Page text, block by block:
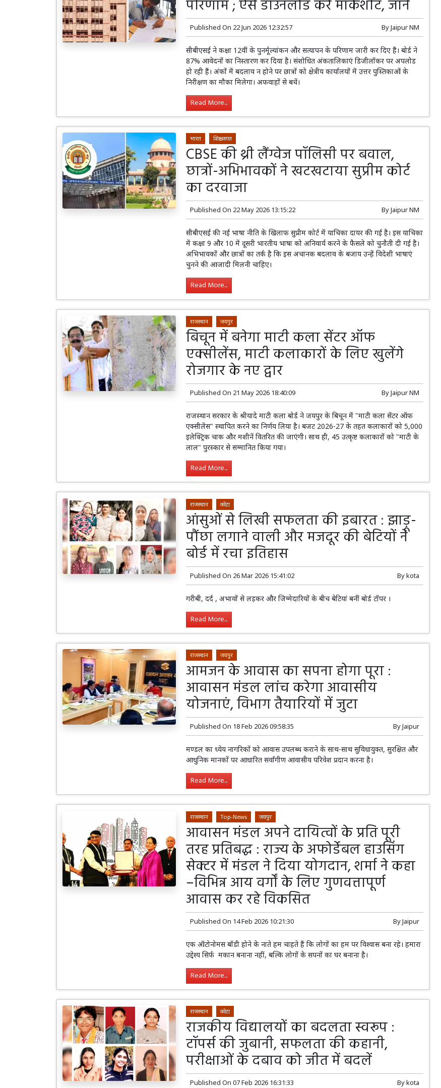
परिणाम ; ऐसे डाउनलोड करें मार्कशीट, जानें
Published On 22 Jun 2026 12:32:57 ByJaipur NM
सीबीएसई ने कक्षा 12वीं के पुनर्मूल्यांकन और सत्यापन के परिणाम जारी कर दिए हैं। बोर्ड ने
87% आवेदनों का निस्तारण कर दिया है। संशोधित अंकतालिकाएं डिजीलॉकर पर अपलोड
हो रही हैं। अंकों में बदलाव न होने पर छात्रों को क्षेत्रीय कार्यालयों में उत्तर पुस्तिकाओं के
निरीक्षण का मौका मिलेगा। अफवाहों से बचें।
Read More...
भारत शिक्षा जगत
CBSE की थ्री लैंग्वेज पॉलिसी पर बवाल,
छात्रों-अभिभावकों ने खटखटाया सुप्रीम कोर्ट
का दरवाजा
Published On 22 May 2026 13:15:22 ByJaipur NM
सीबीएसई की नई भाषा नीति के खिलाफ सुप्रीम कोर्ट में याचिका दायर की गई है। इस याचिका
में कक्षा 9 और 10 में दूसरी भारतीय भाषा को अनिवार्य करने के फैसले को चुनौती दी गई है।
अभिभावकों और छात्रों का तर्क है कि इस अचानक बदलाव के बजाय उन्हें विदेशी भाषाएं
चुनने की आजादी मिलनी चाहिए।
Read More...
राजस्थान जयपुर
बिचून में बनेगा माटी कला सेंटर ऑफ
एक्सीलेंस, माटी कलाकारों के लिए खुलेंगे
रोजगार के नए द्वार
Published On 21 May 2026 18:40:09 ByJaipur NM
राजस्थान सरकार के श्रीयादे माटी कला बोर्ड ने जयपुर के बिचून में "माटी कला सेंटर ऑफ
एक्सीलेंस" स्थापित करने का निर्णय लिया है। बजट 2026-27 के तहत कलाकारों को 5,000
इलेक्ट्रिक चाक और मशीनें वितरित की जाएंगी। साथ ही, 45 उत्कृष्ट कलाकारों को "माटी के
लाल" पुरस्कार से सम्मानित किया गया।
Read More...
राजस्थान कोटा
आंसुओं से लिखी सफलता की इबारत : झाड़ू-
पौंछा लगाने वाली और मजदूर की बेटियों ने
बोर्ड में रचा इतिहास
Published On 26 Mar 2026 15:41:02 Bykota
गरीबी, दर्द , अभावों से लड़कर और जिम्मेदारियों के बीच बेटियां बनीं बोर्ड टॉपर ।
Read More...
राजस्थान जयपुर
आमजन के आवास का सपना होगा पूरा :
आवासन मंडल लांच करेगा आवासीय
योजनाएं, विभाग तैयारियों में जुटा
Published On 18 Feb 2026 09:58:35 ByJaipur
मण्डल का ध्येय नागरिकों को आवास उपलब्ध कराने के साथ-साथ सुविधायुक्त, सुरक्षित और
आधुनिक मानकों पर आधारित सर्वांगीण आवासीय परिवेश प्रदान करना है।
Read More...
राजस्थान Top-News जयपुर
आवासन मंडल अपने दायित्वों के प्रति पूरी
तरह प्रतिबद्ध : राज्य के अफोर्डेबल हाउसिंग
सेक्टर में मंडल ने दिया योगदान, शर्मा ने कहा
–विभिन्न आय वर्गों के लिए गुणवत्तापूर्ण
आवास कर रहे विकसित
Published On 14 Feb 2026 10:21:30 ByJaipur
एक ऑटोनोमस बॉडी होने के नाते हम चाहते हैं कि लोगों का हम पर विश्वास बना रहे। हमारा
उद्देश्य सिर्फ मकान बनाना नहीं, बल्कि लोगों के सपनों का घर बनाना है।
Read More...
राजस्थान कोटा
राजकीय विद्यालयों का बदलता स्वरूप :
टॉपर्स की जुबानी, सफलता की कहानी,
परीक्षाओं के दबाव को जीत में बदलें
Published On 07 Feb 2026 16:31:33 Bykota